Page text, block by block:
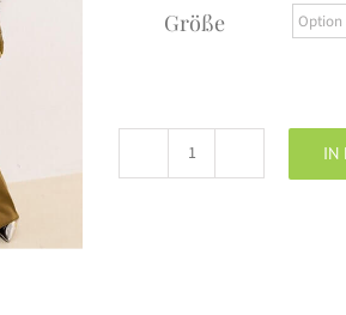
Größe
JOSH
IN